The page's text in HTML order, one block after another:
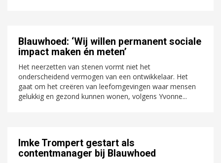
Blauwhoed: ‘Wij willen permanent sociale
impact maken én meten’
Het neerzetten van stenen vormt niet het
onderscheidend vermogen van een ontwikkelaar. Het
gaat om het creëren van leefomgevingen waar mensen
gelukkig en gezond kunnen wonen, volgens Yvonne...
Imke Trompert gestart als
contentmanager bij Blauwhoed